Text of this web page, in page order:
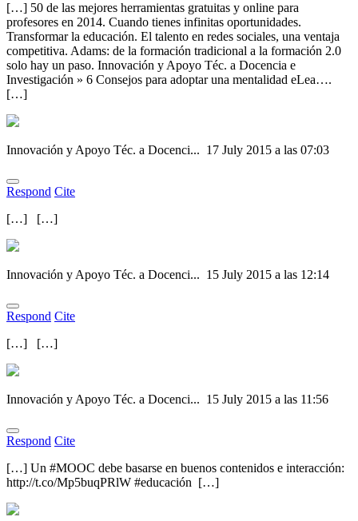
[…] 50 de las mejores herramientas gratuitas y online para
profesores en 2014. Cuando tienes infinitas oportunidades.
Transformar la educación. El talento en redes sociales, una ventaja
competitiva. Adams: de la formación tradicional a la formación 2.0
solo hay un paso. Innovación y Apoyo Téc. a Docencia e
Investigación » 6 Consejos para adoptar una mentalidad eLea….
[…]
Innovación y Apoyo Téc. a Docenci... 17 July 2015 a las 07:03
Respond Cite
[…] […]
Innovación y Apoyo Téc. a Docenci... 15 July 2015 a las 12:14
Respond Cite
[…] […]
Innovación y Apoyo Téc. a Docenci... 15 July 2015 a las 11:56
Respond Cite
[…] Un #MOOC debe basarse en buenos contenidos e interacción:
http://t.co/Mp5buqPRlW #educación […]